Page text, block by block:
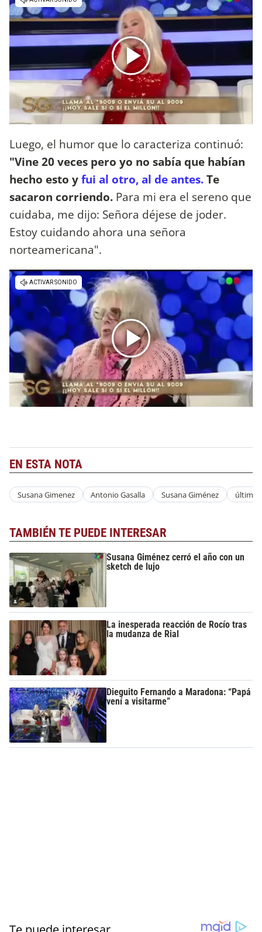
Luego, el humor que lo caracteriza continuó:
"Vine 20 veces pero yo no sabía que habían
hecho esto yfui al otro, al de antes.Te
sacaron corriendo. Para mi era el sereno que
cuidaba, me dijo: Señora déjese de joder.
Estoy cuidando ahora una señora
norteamericana".
EN ESTA NOTA
Susana Gimenez Antonio Gasalla Susana Giménez último
TAMBIÉN TE PUEDE INTERESAR
Susana Giménez cerró el año con un
sketch de lujo
La inesperada reacción de Rocío tras
la mudanza de Rial
Dieguito Fernando a Maradona: “Papá
vení a visitarme”